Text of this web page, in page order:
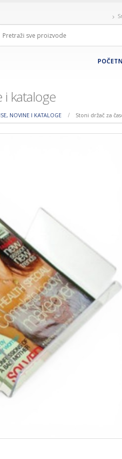
i kataloge
NOVINE I KATALOGE Stoni držač za